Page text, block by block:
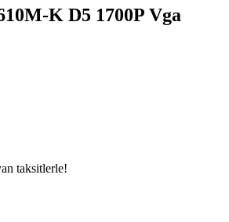
K D5 1700P Vga
taksitlerle!